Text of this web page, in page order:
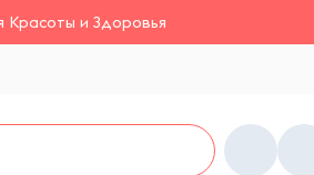
Красоты и Здоровья